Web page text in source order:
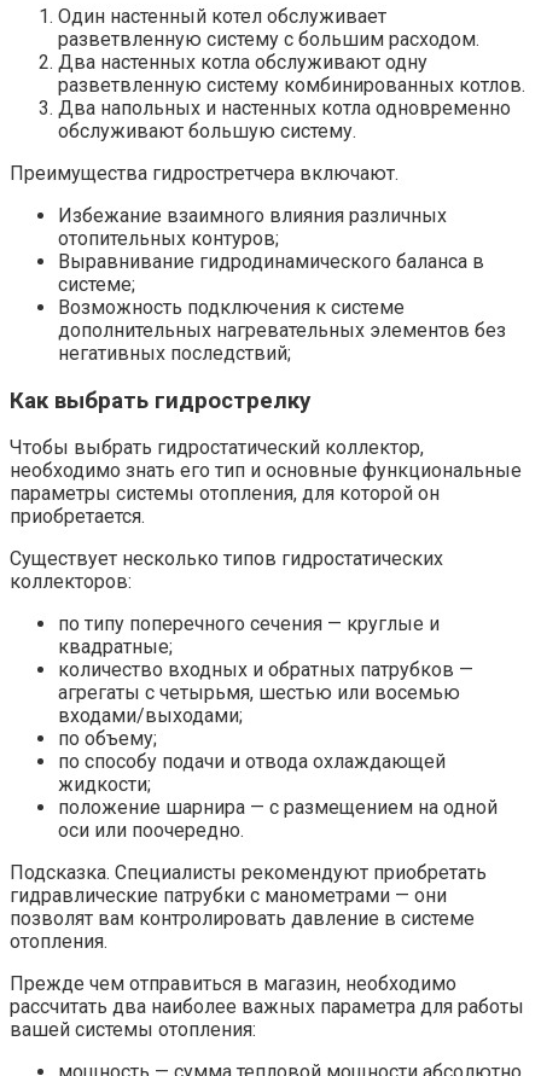
Один настенный котел обслуживает
разветвленную систему с большим расходом.
Два настенных котла обслуживают одну
разветвленную систему комбинированных котлов.
Два напольных и настенных котла одновременно
обслуживают большую систему.
Преимущества гидростретчера включают.
Избежание взаимного влияния различных
отопительных контуров;
Выравнивание гидродинамического баланса в
системе;
Возможность подключения к системе
дополнительных нагревательных элементов без
негативных последствий;
Как выбрать гидрострелку
Чтобы выбрать гидростатический коллектор,
необходимо знать его тип и основные функциональные
параметры системы отопления, для которой он
приобретается.
Существует несколько типов гидростатических
коллекторов:
по типу поперечного сечения — круглые и
квадратные;
количество входных и обратных патрубков —
агрегаты с четырьмя, шестью или восемью
входами/выходами;
по объему;
по способу подачи и отвода охлаждающей
жидкости;
положение шарнира — с размещением на одной
оси или поочередно.
Подсказка. Специалисты рекомендуют приобретать
гидравлические патрубки с манометрами — они
позволят вам контролировать давление в системе
отопления.
Прежде чем отправиться в магазин, необходимо
рассчитать два наиболее важных параметра для работы
вашей системы отопления: